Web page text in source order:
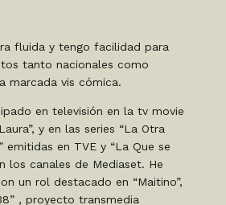
fluida y tengo facilidad para
tanto nacionales como
marcada vis cómica.
en televisión en la tv movie
y en las series “La Otra
emitidas en TVE y “La Que se
los canales de Mediaset. He
un rol destacado en “Maitino”,
, proyecto transmedia